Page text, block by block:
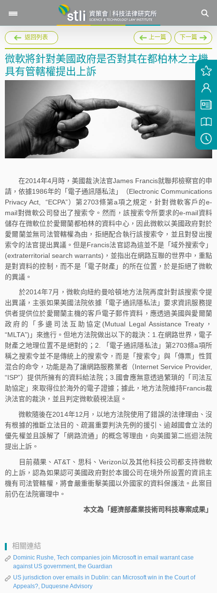
返回列表 上一篇 下一篇
微軟將針對美國政府是否對其在都柏林之主機
具有管轄權提出上訴
在2014年4月時，美國裁決法官James Francis就聯邦檢察官的申
請，依據1986年的「電子通訊隱私法」（Electronic Communications
Privacy Act, “ECPA”）第2703條第a項之規定，針對微軟客戶的e-
mail對微軟公司發出了搜索令。然而，該搜索令所要求的e-mail資料
儲存在微軟位於愛爾蘭都柏林的資料中心，因此微軟以美國政府對於
愛爾蘭並無司法管轄權為由，拒絕配合執行該搜索令，並且對發出搜
索令的法官提出異議。但是Francis法官認為這並不是「域外搜索令」
(extraterritorial search warrants)，並指出在網路互聯的世界中，重點
是對資料的控制，而不是「電子財產」的所在位置，於是拒絕了微軟
的異議。
於2014年7月，微軟向紐約曼哈頓地方法院再度針對該搜索令提
出異議，主張如果美國法院依據「電子通訊隱私法」要求資訊服務提
供者提供位於愛爾蘭主機的客戶電子郵件資料，應透過美國與愛爾蘭
政府的「多邊司法互助協定(Mutual Legal Assistance Treaty，
“MLTA”)」來進行。但地方法院做出以下的裁決：1.在網路世界，電子
財產之地理位置不是絕對的；2. 「電子通訊隱私法」第2703條a項所
稱之搜索令並不是傳統上的搜索令，而是「搜索令」與「傳票」性質
混合的命令，功能是為了讓網路服務業者（Internet Service Provider,
“ISP”）提供所擁有的資料給法院；3.國會應無意透過繁瑣的「司法互
助協定」來取得位於海外的電子證據；據此，地方法院維持Francis裁
決法官的裁決，並且判定微軟藐視法庭。
微軟隨後在2014年12月，以地方法院使用了錯誤的法律理由、沒
有根據的推斷立法目的、疏漏重要判決先例的援引、逾越國會立法的
優先權並且誤解了「網路流通」的概念等理由，向美國第二巡迴法院
提出上訴。
目前蘋果、AT&T、思科、Verizon以及其他科技公司都支持微軟
的上訴，認為如果認可美國政府對於本國公司在境外所設置的資訊主
機有司法管轄權，將會嚴重衝擊美國以外國家的資料保護法。此案目
前仍在法院審理中。
本文為「經濟部產業技術司科技專案成果」
相關連結
Dominic Rushe, Tech companies join Microsoft in email warrant case
against US government, the Guardian
US jurisdiction over emails in Dublin: can Microsoft win in the Court of
Appeals?, Duquesne Advisory